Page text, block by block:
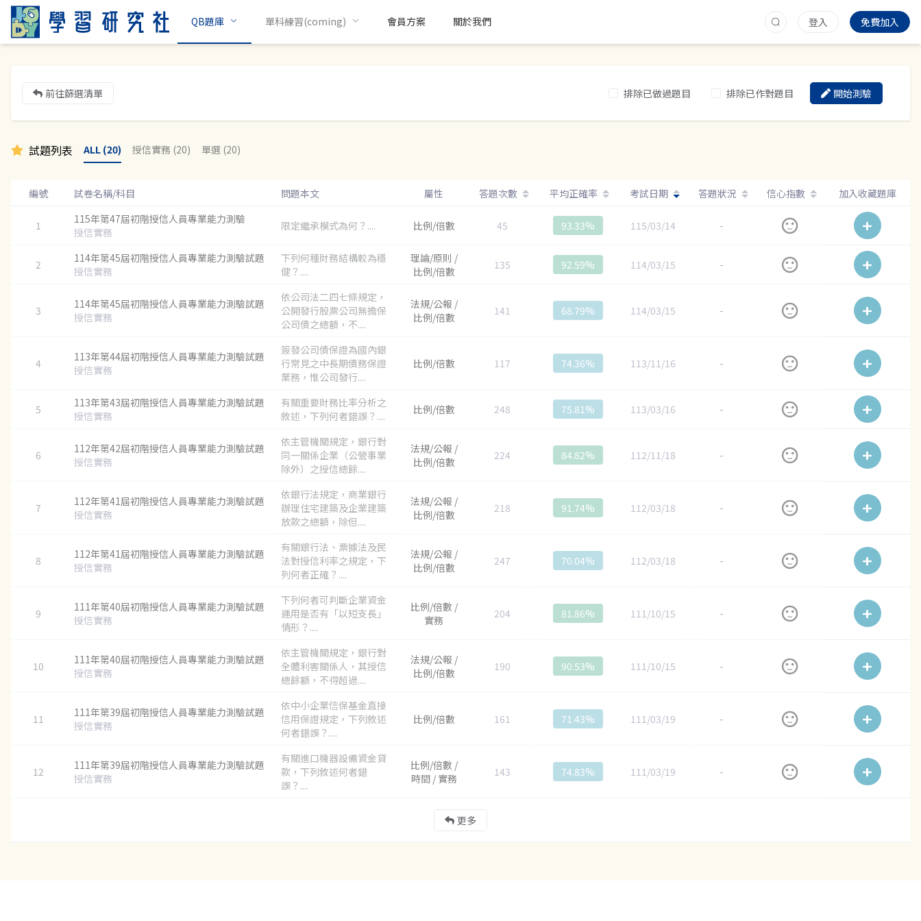
QB題庫 單科練習(coming) 會員方案 關於我們 登入 免費加入
前往篩選清單 排除已做過題目 排除已作對題目 開始測驗
試題列表 ALL (20) 授信實務 (20) 單選 (20)
編號 試卷名稱/科目 問題本文 屬性 答題次數 平均正確率 考試日期 答題狀況 信心指數 加入收藏題庫
1
115年第47屆初階授信人員專業能力測驗
授信實務
限定繼承模式為何？.... 比例/倍數 45 93.33% 115/03/14 -
2
114年第45屆初階授信人員專業能力測驗試題
授信實務
下列何種財務結構較為穩
健？....
理論/原則 /
比例/倍數
135 92.59% 114/03/15 -
3
114年第45屆初階授信人員專業能力測驗試題
授信實務
依公司法二四七條規定，
公開發行股票公司無擔保
公司債之總額，不....
法規/公報 /
比例/倍數
141 68.79% 114/03/15 -
4
113年第44屆初階授信人員專業能力測驗試題
授信實務
簽發公司債保證為國內銀
行常見之中長期債務保證
業務，惟公司發行....
比例/倍數 117 74.36% 113/11/16 -
5
113年第43屆初階授信人員專業能力測驗試題
授信實務
有關重要財務比率分析之
敘述，下列何者錯誤？....
比例/倍數 248 75.81% 113/03/16 -
6
112年第42屆初階授信人員專業能力測驗試題
授信實務
依主管機關規定，銀行對
同一關係企業（公營事業
除外）之授信總餘....
法規/公報 /
比例/倍數
224 84.82% 112/11/18 -
7
112年第41屆初階授信人員專業能力測驗試題
授信實務
依銀行法規定，商業銀行
辦理住宅建築及企業建築
放款之總額，除但....
法規/公報 /
比例/倍數
218 91.74% 112/03/18 -
8
112年第41屆初階授信人員專業能力測驗試題
授信實務
有關銀行法、票據法及民
法對授信利率之規定，下
列何者正確？....
法規/公報 /
比例/倍數
247 70.04% 112/03/18 -
9
111年第40屆初階授信人員專業能力測驗試題
授信實務
下列何者可判斷企業資金
運用是否有「以短支長」
情形？....
比例/倍數 /
實務
204 81.86% 111/10/15 -
10
111年第40屆初階授信人員專業能力測驗試題
授信實務
依主管機關規定，銀行對
全體利害關係人，其授信
總餘額，不得超過....
法規/公報 /
比例/倍數
190 90.53% 111/10/15 -
11
111年第39屆初階授信人員專業能力測驗試題
授信實務
依中小企業信保基金直接
信用保證規定，下列敘述
何者錯誤？....
比例/倍數 161 71.43% 111/03/19 -
12
111年第39屆初階授信人員專業能力測驗試題
授信實務
有關進口機器設備資金貸
款，下列敘述何者錯
誤？....
比例/倍數 /
時間 / 實務
143 74.83% 111/03/19 -
更多